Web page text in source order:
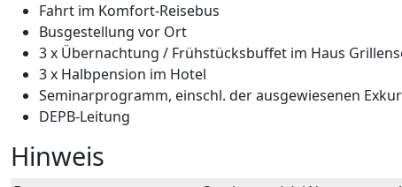
Fahrt im Komfort-Reisebus
Busgestellung vor Ort
3 x Übernachtung / Frühstücksbuffet im Haus
3 x Halbpension im Hotel
Seminarprogramm, einschl. der ausgewiesenen
DEPB-Leitung
Hinweis